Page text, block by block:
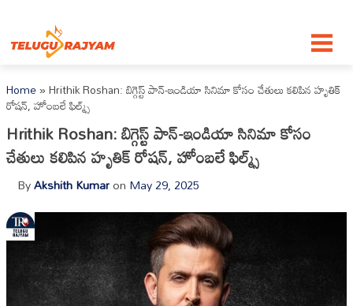
Home»Hrithik Roshan: బిగ్గెస్ట్ పాన్-ఇండియా సినిమా కోసం చేతులు కలిపిన హృతిక్
రోషన్, హోంబలే ఫిల్మ్స్
Hrithik Roshan: బిగ్గెస్ట్ పాన్-ఇండియా సినిమా కోసం
చేతులు కలిపిన హృతిక్ రోషన్, హోంబలే ఫిల్మ్స్
ByAkshith Kumaron May 29, 2025